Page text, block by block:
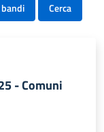
Cerca
- Comuni